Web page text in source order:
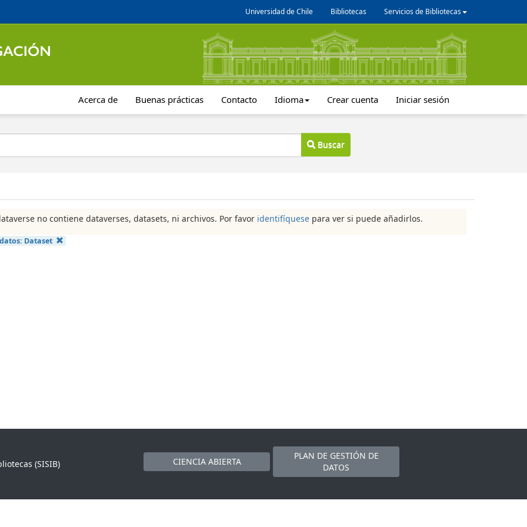
Universidad de Chile Bibliotecas Servicios de Bibliotecas
Acerca de Buenas prácticas Contacto Idioma Crear cuenta Iniciar sesión
Buscar
no contiene dataverses, datasets, ni archivos. Por favor identifíquese para ver si puede añadirlos.
Dataset
(SISIB)
CIENCIA ABIERTA
PLAN DE GESTIÓN DE
DATOS